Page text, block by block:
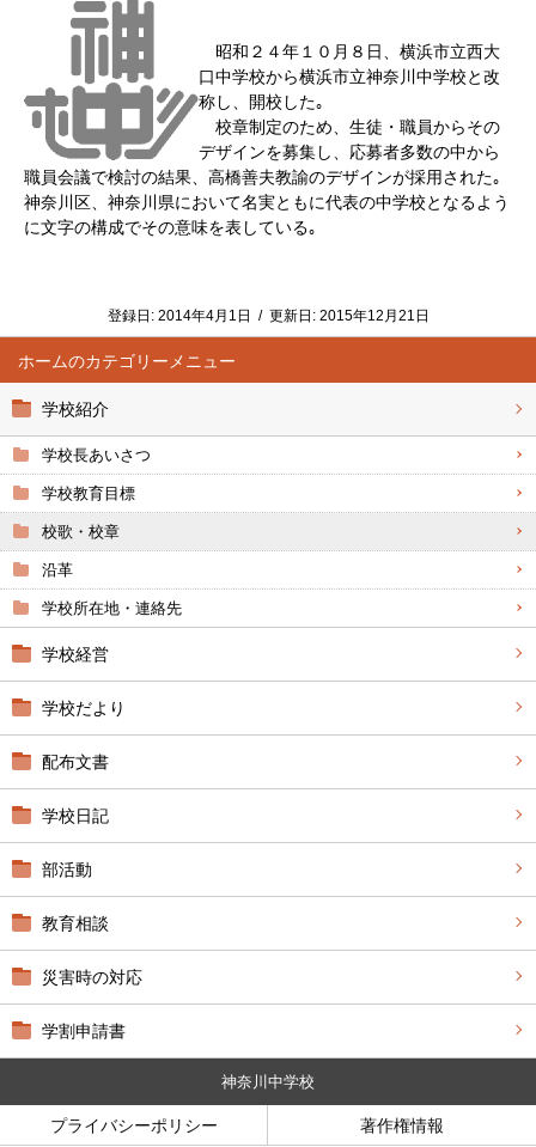
ホーム
学校紹介
学校長あいさつ
学校教育目標
校歌・校章
沿革
学校所在地・連絡先
学校経営
学校だより
配布文書
学校日記
部活動
教育相談
災害時の対応
学割申請書
昭和２４年１０月８日、横浜市立西大
口中学校から横浜市立神奈川中学校と改
称し、開校した｡
校章制定のため、生徒・職員からその
デザインを募集し、応募者多数の中から
職員会議で検討の結果、高橋善夫教諭のデザインが採用された｡
神奈川区、神奈川県において名実ともに代表の中学校となるよう
に文字の構成でその意味を表している｡
登録日: 2014年4月1日 / 更新日: 2015年12月21日
神奈川中学校
プライバシーポリシー 著作権情報